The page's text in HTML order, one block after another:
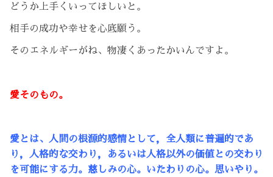
どうか上手くいってほしいと。
相手の成功や幸せを心底願う。
そのエネルギーがね、物凄くあったかいんですよ。
愛そのもの。
愛とは、人間の根源的感情として，全人類に普遍的であ
り，人格的な交わり，あるいは人格以外の価値との交わり
を可能にする力。慈しみの心。いたわりの心。思いやり。